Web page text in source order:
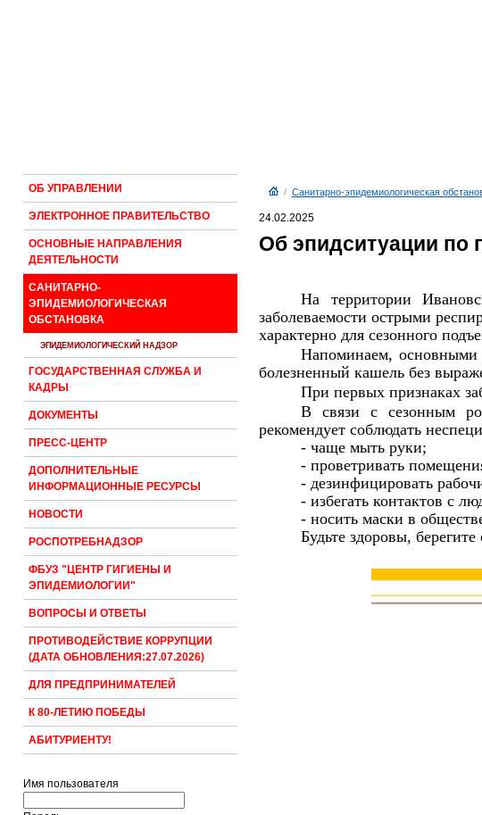
ОБ УПРАВЛЕНИИ
ЭЛЕКТРОННОЕ ПРАВИТЕЛЬСТВО
ОСНОВНЫЕ НАПРАВЛЕНИЯ
ДЕЯТЕЛЬНОСТИ
САНИТАРНО-
ЭПИДЕМИОЛОГИЧЕСКАЯ
ОБСТАНОВКА
ЭПИДЕМИОЛОГИЧЕСКИЙ НАДЗОР
ГОСУДАРСТВЕННАЯ СЛУЖБА И
КАДРЫ
ДОКУМЕНТЫ
ПРЕСС-ЦЕНТР
ДОПОЛНИТЕЛЬНЫЕ
ИНФОРМАЦИОННЫЕ РЕСУРСЫ
НОВОСТИ
РОСПОТРЕБНАДЗОР
ФБУЗ "ЦЕНТР ГИГИЕНЫ И
ЭПИДЕМИОЛОГИИ"
ВОПРОСЫ И ОТВЕТЫ
ПРОТИВОДЕЙСТВИЕ КОРРУПЦИИ
(ДАТА ОБНОВЛЕНИЯ:27.07.2026)
ДЛЯ ПРЕДПРИНИМАТЕЛЕЙ
К 80-ЛЕТИЮ ПОБЕДЫ
АБИТУРИЕНТУ!
Имя пользователя
/ Санитарно-эпидемиологическая
24.02.2025
Об эпидситуации по
На территории
заболеваемости острыми
характерно для сезонного
Напоминаем, основными
болезненный кашель без
При первых признаках
В связи с сезонным
рекомендует соблюдать
-чаще мыть руки;
- проветривать
- дезинфицировать
- избегать контактов с
- носить маски в
Будьте здоровы,